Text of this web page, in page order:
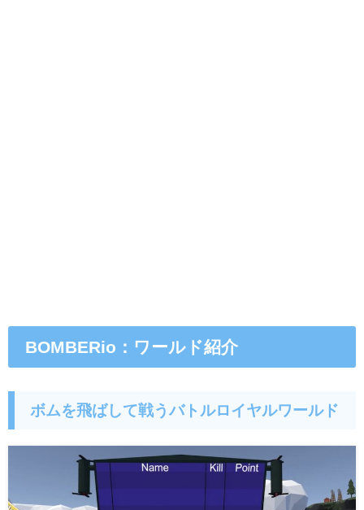
BOMBERio：ワールド紹介
ボムを飛ばして戦うバトルロイヤルワールド